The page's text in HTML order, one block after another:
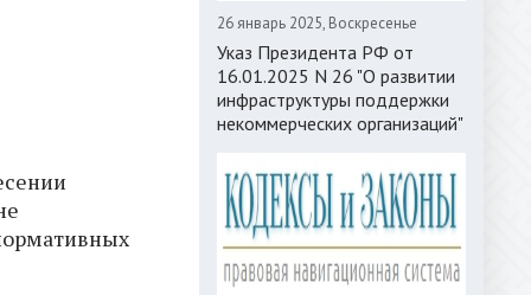
26 январь 2025, Воскресенье
Указ Президента РФ от
16.01.2025 N 26 "О развитии
инфраструктуры поддержки
некоммерческих организаций"